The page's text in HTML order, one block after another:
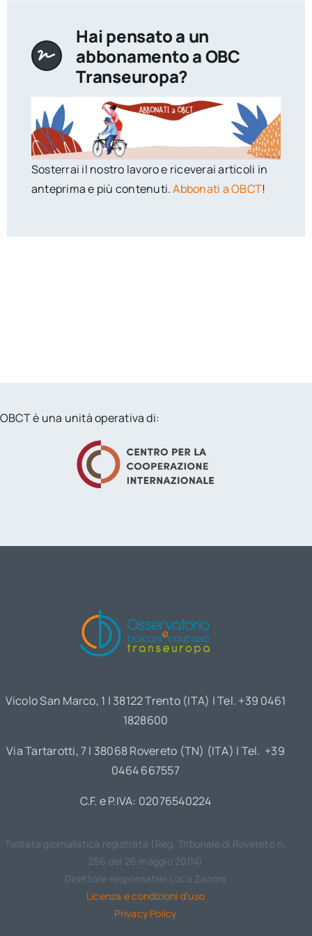
Hai pensato a un
abbonamento a OBC
Transeuropa?
Sosterrai il nostro lavoro e riceverai articoli in
anteprima e più contenuti.Abbonati a OBCT!
OBCT è una unità operativa di:
Vicolo San Marco, 1 | 38122 Trento (ITA) | Tel. +39 0461
1828600
Via Tartarotti, 7 | 38068 Rovereto (TN) (ITA) | Tel. +39
0464 667557
C.F. e P.IVA: 02076540224
Testata giornalistica registrata (Reg. Tribunale di Rovereto n.
256 del 26 maggio 2004)
Direttore responsabile Luca Zanoni
Licenza e condizioni d’uso
Privacy Policy